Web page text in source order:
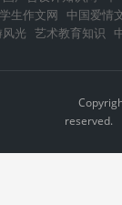
生作文网
中国爱情
光 艺术教育知识